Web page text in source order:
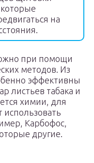
на
при помощи
методов. Из
эффективны
листьев табака и
химии, для
Карбофос,
другие.